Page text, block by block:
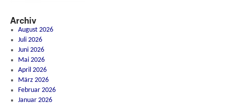
Archiv
August 2026
Juli 2026
Juni 2026
Mai 2026
April 2026
März 2026
Februar 2026
Januar 2026